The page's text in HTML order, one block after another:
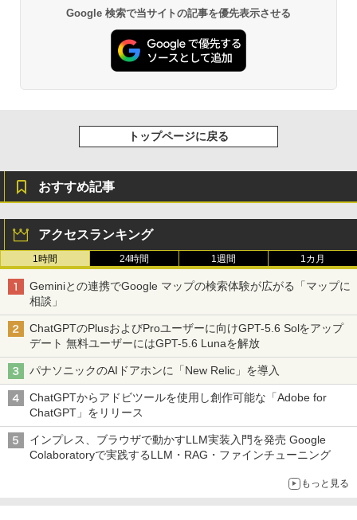
玄人志向 AMD Radeon RX 9060 XT 搭
載 グラフィックボード 16GB デュアル
ファン 【国内正規品】 RD-RX9060XT-E
￥191,717
4
【Amazon.co.jp限定】MSI GeForce R
TX 5060 Ti 16G VENTUS 2X OC PLUS
スボード VD9397
￥110,909
5
MSI GeForce RTX 5080 16G GAMING
TRIO OC グラフィックスカード VD8975
￥245,939
シー・エフ・デー販売 CFD販売 CFD St
andard デスクトップ用 メモリ DDR4 32
M 相性保証 W4U3200CS-16G
3
2GB×2枚 (64GB) 相性保証 288pin シ
ー・エフ・デー販売 CFD Standard W5
U5600CS-32GC46F
￥96,800
4
TEAMGROUP (旧称 Team) T-FORCE D
ELTA RGB DDR5 6000MHz 32GB (16G
Bx2枚) CL38 PC5-48000 デスクトップ
用 メモリ ホワイト Intel XMP3.0 / AMD
EXPO 両対応【TEAMジャパン 国内正規
品・メーカー無期限保証】FF4D532G60
00HC38ADC01
￥76,880
シリコンパワー デスクトップPC用 メモ
Google 検索で当サイトの記事を優先表示させる
トップページに戻る
おすすめ記事
アクセスランキング
1時間 24時間 1週間 1カ月
Geminiとの連携でGoogle マップの検索体験が広がる「マップに
相談」
ChatGPTのPlusおよびProユーザーに向けGPT-5.6 Solをアップ
デート 無料ユーザーにはGPT-5.6 Lunaを解放
パナソニックのAIドアホンに「New Relic」を導入
ChatGPTからアドビツールを使用し創作可能な「Adobe for
ChatGPT」をリリース
インプレス、ブラウザで動かすLLM実装入門を発売 Google
Colaboratoryで実践するLLM・RAG・ファインチューニング
もっと見る